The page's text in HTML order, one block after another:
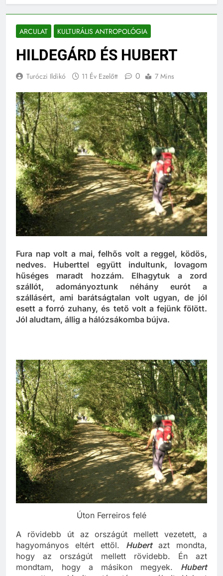
ARCULAT KULTURÁLIS ANTROPOLÓGIA
HILDEGÁRD ÉS HUBERT
Fura nap volt a mai, felhős volt a reggel, ködös,
nedves. Huberttel együtt indultunk, lovagom
hűséges maradt hozzám. Elhagytuk a zord
szállót, adományoztunk néhány eurót a
szállásért, ami barátságtalan volt ugyan, de jól
esett a forró zuhany, és tető volt a fejünk fölött.
A rövidebb út az országút mellett vezetett, a
hagyományos eltért ettől. Hubertazt mondta,
hogy az országút mellett rövidebb. Én azt